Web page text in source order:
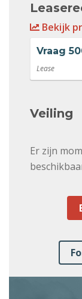
Bekijk
Vraag
Lease
Veiling
Er zijn